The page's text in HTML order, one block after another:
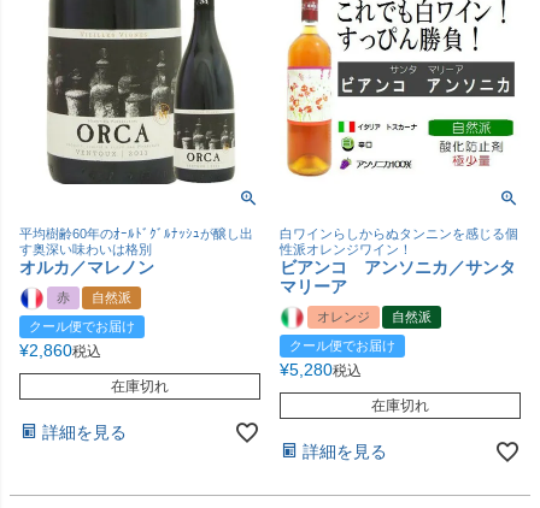
平均樹齢60年のｵｰﾙﾄﾞｸﾞﾙﾅｯｼｭが醸し出
す奥深い味わいは格別
オルカ／マレノン
赤
自然派
クール便でお届け
¥2,860税込
在庫切れ
詳細を見る
白ワインらしからぬタンニンを感じる個
性派オレンジワイン！
ビアンコ アンソニカ／サンタ
マリーア
オレンジ
自然派
クール便でお届け
¥5,280税込
在庫切れ
詳細を見る